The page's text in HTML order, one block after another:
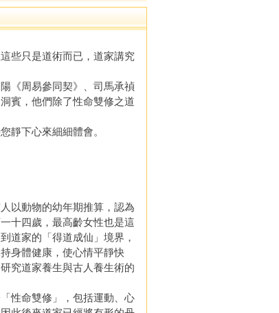
些只是道術而已，道家講究
《周易參同契》、司馬承禎
賓，他們除了性命雙修之道
靜下心來細細體會。
以動物的幼年期推算，認為
十四歲，最高齡女性也是這
道家的「得道成仙」境界，
身體健康，使心情平靜快
究道家養生與古人養生術的
性命雙修」，包括運動、心